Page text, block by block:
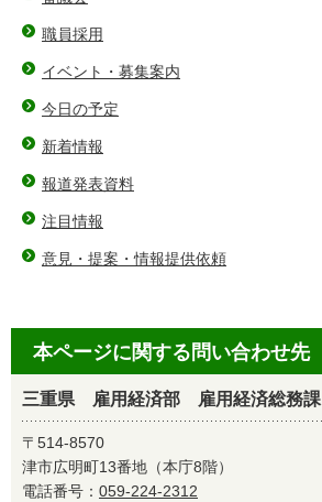
職員採用
イベント・募集案内
今日の予定
新着情報
報道発表資料
注目情報
意見・提案・情報提供依頼
本ページに関する問い合わせ先
三重県 雇用経済部 雇用経済総務課
〒514-8570
津市広明町13番地（本庁8階）
電話番号： 059-224-2312